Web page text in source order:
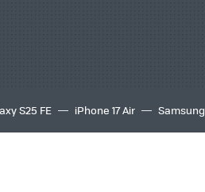
S25 FE iPhone 17 Air Samsung